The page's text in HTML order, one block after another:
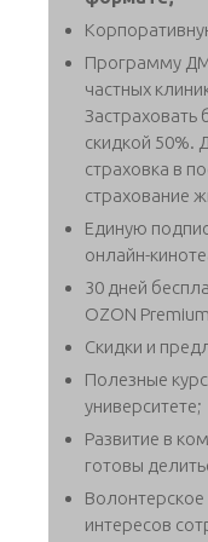
Программу
частных
Застраховать
скидкой 50%.
страховка в
страхование
Единую
онлайн-
30 дней
OZON
Скидки и
Полезные
университете;
Развитие в
готовы
интересов